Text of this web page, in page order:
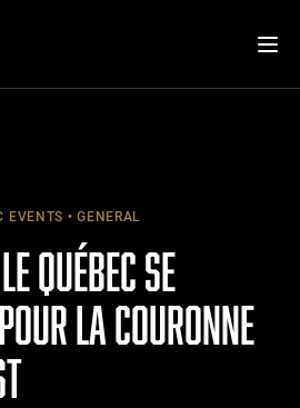
EVENTS GENERAL
QUÉBEC SE
LA COURONNE